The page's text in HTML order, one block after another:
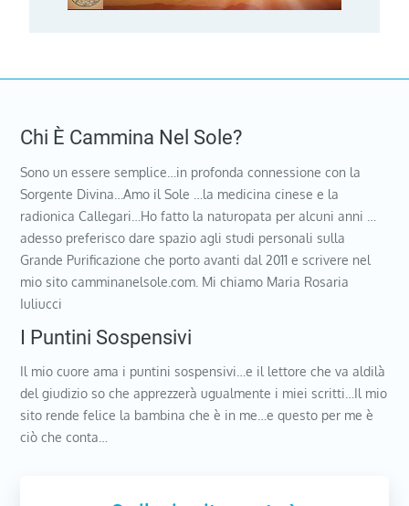
Chi È Cammina Nel Sole?
Sono un essere semplice…in profonda connessione con la
Sorgente Divina…Amo il Sole …la medicina cinese e la
radionica Callegari…Ho fatto la naturopata per alcuni anni …
adesso preferisco dare spazio agli studi personali sulla
Grande Purificazione che porto avanti dal 2011 e scrivere nel
mio sito camminanelsole.com. Mi chiamo Maria Rosaria
Iuliucci
I Puntini Sospensivi
Il mio cuore ama i puntini sospensivi…e il lettore che va aldilà
del giudizio so che apprezzerà ugualmente i miei scritti…Il mio
sito rende felice la bambina che è in me…e questo per me è
ciò che conta…